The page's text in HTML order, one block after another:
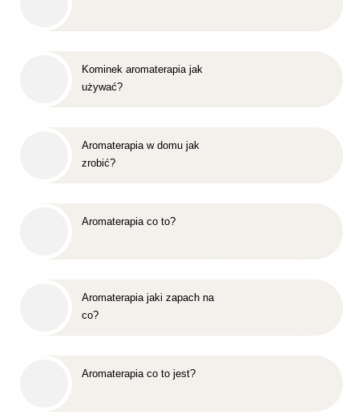
Kominek aromaterapia jak
używać?
Aromaterapia w domu jak
zrobić?
Aromaterapia co to?
Aromaterapia jaki zapach na
co?
Aromaterapia co to jest?